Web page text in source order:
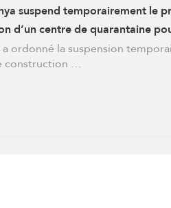
suspend temporairement le
d’un centre de quarantaine
Ebola
ordonné la suspension
construction …